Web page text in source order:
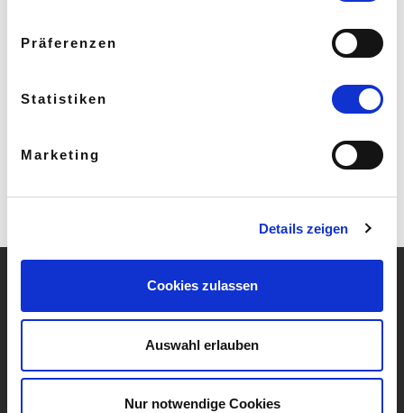
Präferenzen
Statistiken
Marketing
Details zeigen
Cookies zulassen
Auswahl erlauben
Nur notwendige Cookies
vielen Tänzerinnen und Tänzern einen neuen
Weltrekord zu schaffen!
» AGB
» Impressum